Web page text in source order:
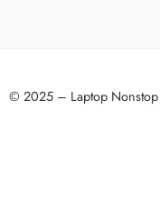
© 2025 – Laptop Nonstop